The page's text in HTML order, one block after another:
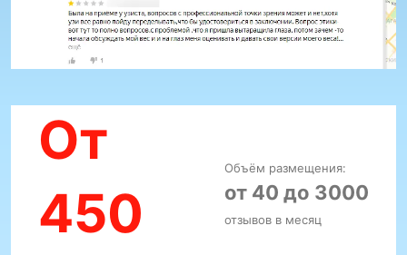
От
450
Объём размещения:
от 40 до 3000
отзывов в месяц